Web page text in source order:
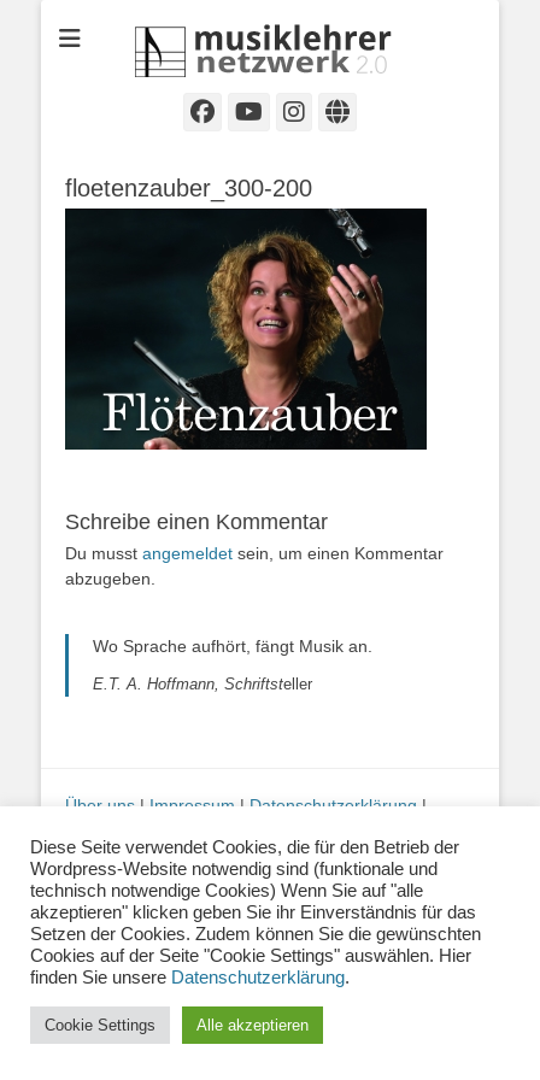
Selbständige Musikpädagoginnen und Musikpädagogen in
Wiesbaden
Facebook
YouTube
Instagram
Website
floetenzauber_300-200
Schreibe einen Kommentar
Du musst angemeldet sein, um einen Kommentar
abzugeben.
Wo Sprache aufhört, fängt Musik an.
E.T. A. Hoffmann, Schriftsteller
Über uns | Impressum | Datenschutzerklärung |
info@musiklehrernetzwerk.de
Social Media:Mastodon|Instagram|Facebook-
Fotos auf dieser Website siehe Impressum
Copyright © 2026Musiklehrernetzwerk 2.0 . Alle Rechte vorbehalten.
Catch Themes
Diese Seite verwendet Cookies, die für den Betrieb der
Wordpress-Website notwendig sind (funktionale und
technisch notwendige Cookies) Wenn Sie auf "alle
akzeptieren" klicken geben Sie ihr Einverständnis für das
Setzen der Cookies. Zudem können Sie die gewünschten
Cookies auf der Seite "Cookie Settings" auswählen. Hier
finden Sie unsere Datenschutzerklärung.
Cookie Settings Alle akzeptieren